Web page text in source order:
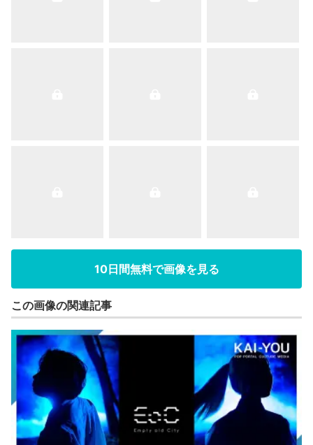
10日間無料で画像を見る
この画像の関連記事